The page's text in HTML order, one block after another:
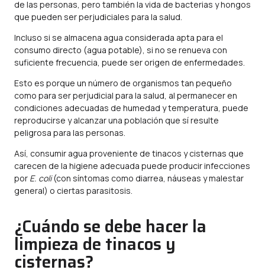
de las personas, pero también la vida de bacterias y hongos
que pueden ser perjudiciales para la salud.
Incluso si se almacena agua considerada apta para el
consumo directo (agua potable), si no se renueva con
suficiente frecuencia, puede ser origen de enfermedades.
Esto es porque un número de organismos tan pequeño
como para ser perjudicial para la salud, al permanecer en
condiciones adecuadas de humedad y temperatura, puede
reproducirse y alcanzar una población que sí resulte
peligrosa para las personas.
Así, consumir agua proveniente de tinacos y cisternas que
carecen de la higiene adecuada puede producir infecciones
por E. coli(con síntomas como diarrea, náuseas y malestar
general) o ciertas parasitosis.
¿Cuándo se debe hacer la
limpieza de tinacos y
cisternas?